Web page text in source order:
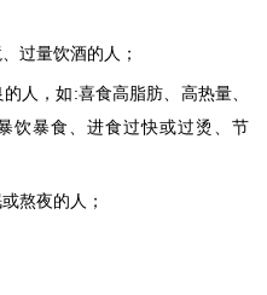
过量饮酒的人；
人，如:喜食高脂肪、高热量、
饮暴食、进食过快或过烫、节
熬夜的人；